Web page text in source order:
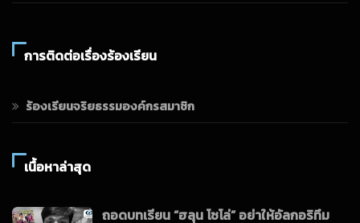
การติดต่อเรื่องร้องเรียน
ร้องเรียนจริยธรรมองค์กรสมาชิก
เนื้อหาล่าสุด
ถอดบทเรียน “ฮลุน โซโล่” อย่าให้อัลกอริทึม